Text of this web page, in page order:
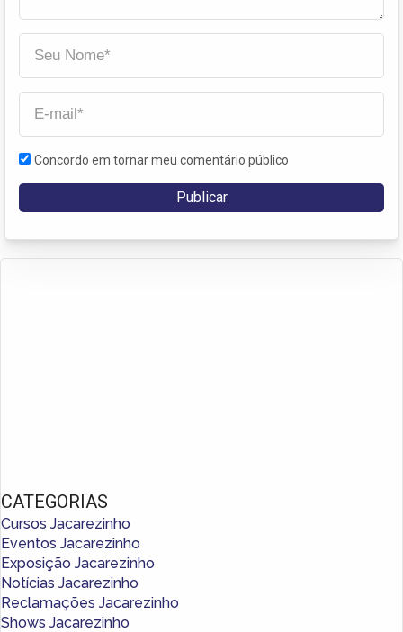
Concordo em tornar meu comentário público
CATEGORIAS
Cursos Jacarezinho
Eventos Jacarezinho
Exposição Jacarezinho
Notícias Jacarezinho
Reclamações Jacarezinho
Shows Jacarezinho